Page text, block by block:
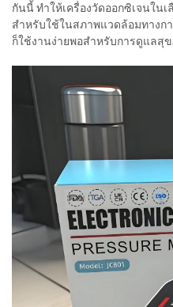
กันนี้ ทำให้เครื่องวัดออกซิเจนใน
สำหรับใช้ในสภาพแวดล้อมทางก
ก็ใช้งานง่ายพอสำหรับการดูแลสุ